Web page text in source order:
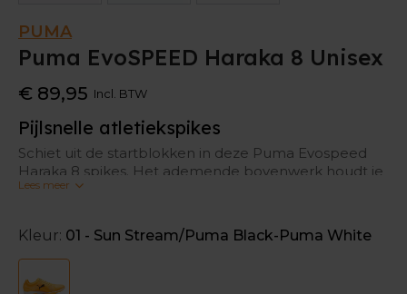
PUMA
Puma EvoSPEED Haraka 8 Unisex
€ 89,95 Incl. BTW
Pijlsnelle atletiekspikes
Schiet uit de startblokken in deze Puma Evospeed
Haraka 8 spikes. Het ademende bovenwerk houdt je
voeten fris, terwijl je de nodige stabiliteit en
De verwisselbare spikepunten geven grip op de
ondergrond.
Lees meer
Kleur: 01 - Sun Stream/Puma Black-Puma White